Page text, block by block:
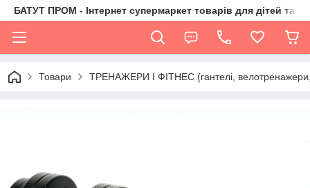
БАТУТ ПРОМ - Інтернет супермаркет товарів для дітей та їх
Товари ТРЕНАЖЕРИ І ФІТНЕС (гантелі, велотренажери,